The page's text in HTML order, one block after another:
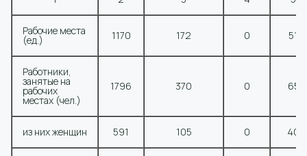
Рабочие места
(ед.) 1170 172 0 51
Работники,
занятые на
рабочих
местах (чел.)
1796 370 0 65
из них женщин 591 105 0 40